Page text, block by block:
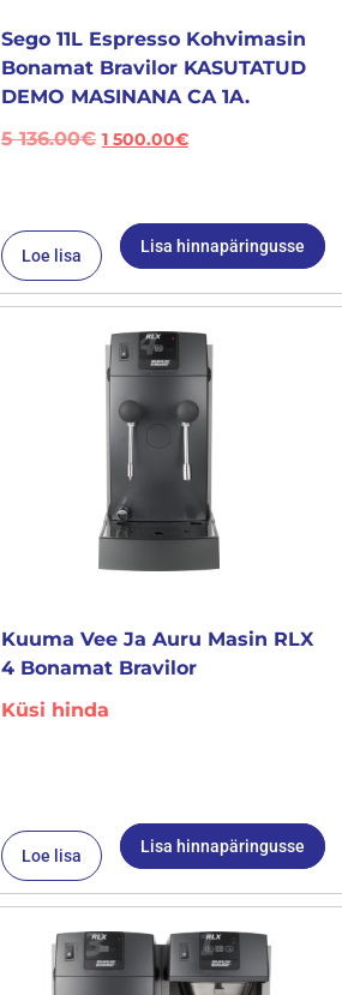
Sego 11L Espresso Kohvimasin
Bonamat Bravilor KASUTATUD
DEMO MASINANA CA 1A.
5 136.00€ 1 500.00€
Loe lisa Lisa hinnapäringusse
Kuuma Vee Ja Auru Masin RLX
4 Bonamat Bravilor
Küsi hinda
Loe lisa Lisa hinnapäringusse